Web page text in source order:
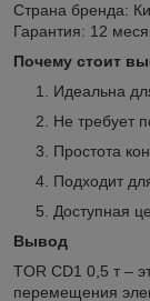
Страна бренда:
Гарантия: 12
Почему стоит
Идеальна
Не требует
Простота
Подходит
Доступная
Вывод
TOR CD1 0,5 т –
перемещения